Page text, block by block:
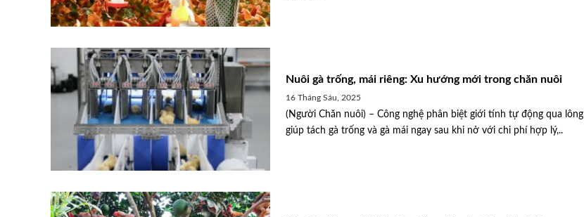
Nuôi gà trống, mái riêng: Xu hướng mới trong chăn nuôi
16 Tháng Sáu, 2025
(Người Chăn nuôi) – Công nghệ phân biệt giới tính tự động qua lông
giúp tách gà trống và gà mái ngay sau khi nở với chi phí hợp lý,..
y sinh tạo nguồn
Phòng, chống dịch bệnh phải được ưu
tiên hàng đầu